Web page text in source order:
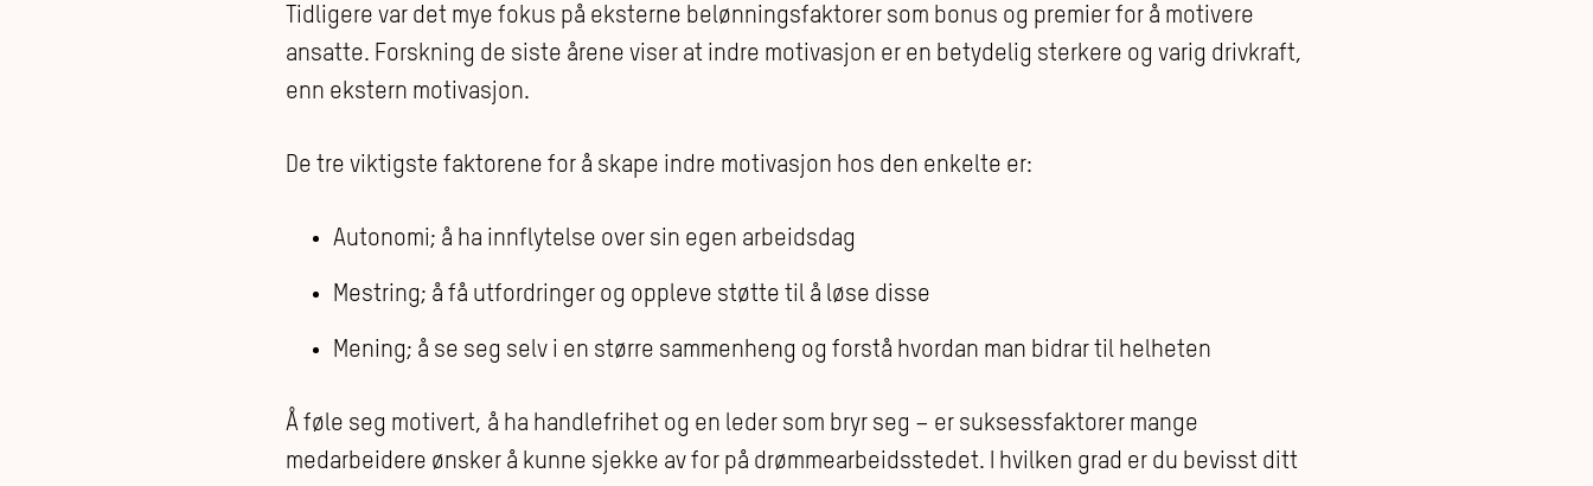
Tidligere var det mye fokus på eksterne belønningsfaktorer som bonus og premier for å motivere
ansatte. Forskning de siste årene viser at indre motivasjon er en betydelig sterkere og varig drivkraft,
enn ekstern motivasjon.
De tre viktigste faktorene for å skape indre motivasjon hos den enkelte er:
Autonomi; å ha innflytelse over sin egen arbeidsdag
Mestring; å få utfordringer og oppleve støtte til å løse disse
Mening; å se seg selv i en større sammenheng og forstå hvordan man bidrar til helheten
Å føle seg motivert, å ha handlefrihet og en leder som bryr seg – er suksessfaktorer mange
medarbeidere ønsker å kunne sjekke av for på drømmearbeidsstedet. I hvilken grad er du bevisst ditt